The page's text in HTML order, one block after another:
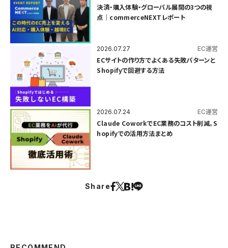
決済・購入体験・グローバル展開の3つの視
点｜commerceNEXTレポート
2026.07.27 EC運営
ECサイトの作り方でよくある失敗パターンと
Shopifyで回避する方法
2026.07.24 EC運営
Claude CoworkでEC業務のコスト削減。S
hopifyでの活用方法まとめ
Share